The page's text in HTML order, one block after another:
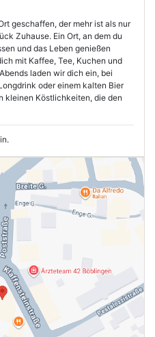
geschaffen, der mehr ist als nur
Zuhause. Ein Ort, an dem du
und das Leben genießen
mit Kaffee, Tee, Kuchen und
laden wir dich ein, bei
oder einem kalten Bier
kleinen Köstlichkeiten, die den